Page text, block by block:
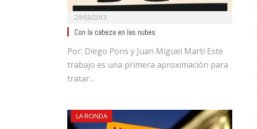
29/03/2013
Con la cabeza en las nubes
Por: Diego Pons y Juan Miguel Martí Este
trabajo es una primera aproximación para
tratar…
LA RONDA